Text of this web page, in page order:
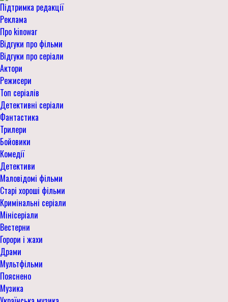
Підтримка редакції
Реклама
Про kinowar
Відгуки про фільми
Відгуки про серіали
Актори
Режисери
Топ серіалів
Детективні серіали
Фантастика
Трилери
Бойовики
Комедії
Детективи
Маловідомі фільми
Старі хороші фільми
Кримінальні серіали
Мінісеріали
Вестерни
Горори і жахи
Драми
Мультфільми
Пояснено
Музика